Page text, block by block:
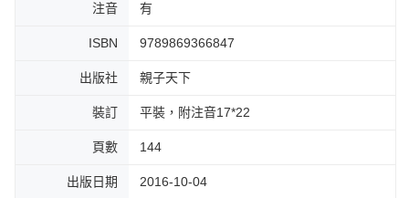
注音 有
ISBN 9789869366847
出版社 親子天下
裝訂 平裝，附注音17*22
頁數 144
出版日期 2016-10-04